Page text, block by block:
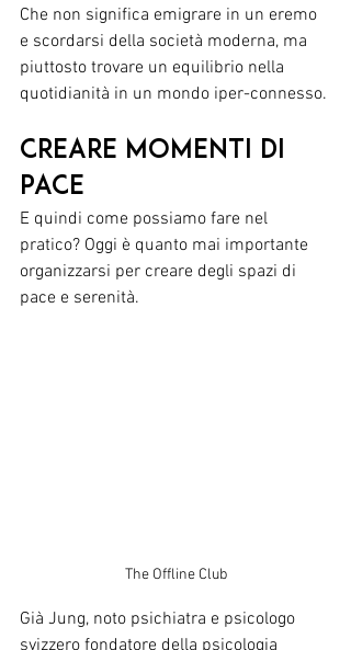
Che non significa emigrare in un eremo
e scordarsi della società moderna, ma
piuttosto trovare un equilibrio nella
quotidianità in un mondo iper-connesso.
Creare momenti di
pace
E quindi come possiamo fare nel
pratico? Oggi è quanto mai importante
organizzarsi per creare degli spazi di
pace e serenità.
The Offline Club
Già Jung, noto psichiatra e psicologo
svizzero fondatore della psicologia